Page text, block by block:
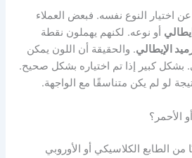
عن اختيار النوع نفسه. فبعض العملاء
أو نوعه. لكنهم يهملون نقطة
الإيطالي. والحقيقة أن اللون يمكن
بشكل كبير إذا تم اختياره بشكل صحيح.
لو لم يكن متناسقًا مع الواجهة.
الأحمر؟
من الطابع الكلاسيكي أو الأوروبي